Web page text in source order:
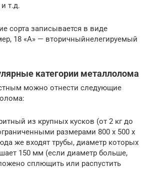
т.д.
сорта записывается в виде
18 «А» — вторичныйнелегируемый
категории металлолома
можно отнести следующие
из крупных кусков (от 2 кг до
размерами 800 х 500 х
же входят трубы, диаметр которых
150 мм (если диаметр больше,
сплющить или распустить